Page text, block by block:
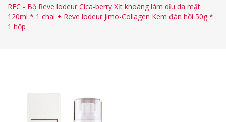
REC - Bộ Reve lodeur Cica-berry Xịt khoáng làm dịu da mặt
120ml * 1 chai + Reve lodeur Jimo-Collagen Kem đàn hồi 50g *
1 hộp